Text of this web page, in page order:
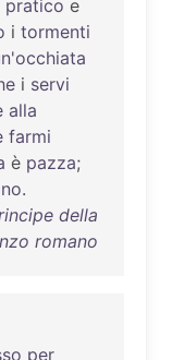
pratico e
i tormenti
i servi
alla
farmi
è pazza;
.
della
romano
per